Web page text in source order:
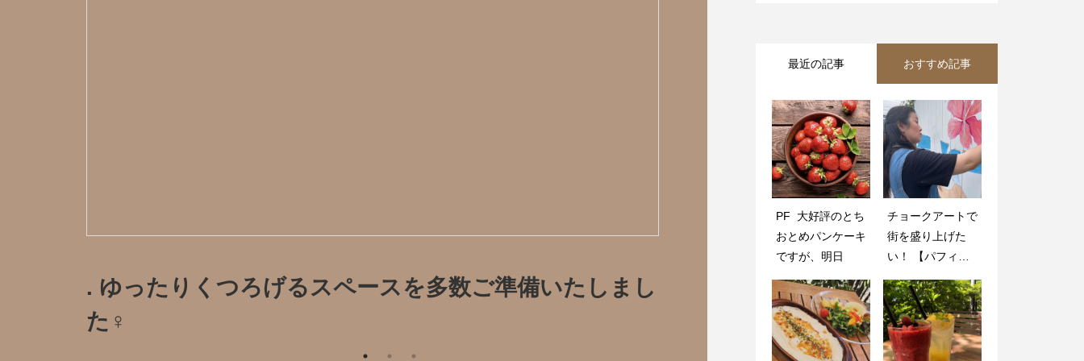
. ゆったりくつろげるスペースを多数ご準備いたしまし
た‍♀️
最近の記事 おすすめ記事
PF 大好評のとち
おとめパンケーキ
ですが、明日
チョークアートで
街を盛り上げた
い！ 【パフィン
作プロジェク
ト?】
. 平日限定️ . 平日限定️
． 本日の素敵な ワンちゃんとの食